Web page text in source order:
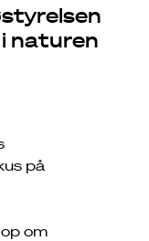
naturen
på
om